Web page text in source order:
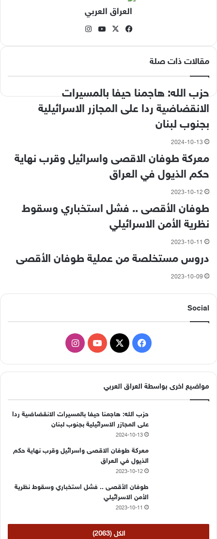
العراق العربي
فيسبوك
‫X
‫YouTube
مقالات ذات صلة
حزب الله: هاجمنا حيفا بالمسيرات
الانقضاضية ردا على المجازر الاسرائيلية
بجنوب لبنان
2024-10-13
معركة طوفان الاقصى واسرائيل وقرب نهاية
حكم الذيول في العراق
2023-10-12
طوفان الأقصى .. فشل استخباري وسقوط
نظرية الأمن الاسرائيلي
2023-10-11
دروس مستخلصة من عملية طوفان الأقصى
2023-10-09
Social
فيسبوك
‫X
‫YouTubeانستقرام
مواضيع اخرى بواسطة العراق العربي
حزب الله: هاجمنا حيفا بالمسيرات الانقضاضية ردا
على المجازر الاسرائيلية بجنوب لبنان
2024-10-13
معركة طوفان الاقصى واسرائيل وقرب نهاية حكم
الذيول في العراق
2023-10-12
طوفان الأقصى .. فشل استخباري وسقوط نظرية
الأمن الاسرائيلي
2023-10-11
الكل (2063)